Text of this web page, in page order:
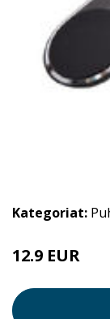
Kategoriat:
12.9 EUR